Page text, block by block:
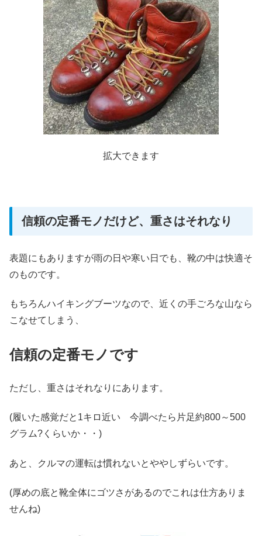
拡大できます
信頼の定番モノだけど、重さはそれなり
表題にもありますが雨の日や寒い日でも、靴の中は快適そ
のものです。
もちろんハイキングブーツなので、近くの手ごろな山なら
こなせてしまう、
信頼の定番モノです
ただし、重さはそれなりにあります。
(履いた感覚だと1キロ近い 今調べたら片足約800～500
グラム?くらいか・・)
あと、クルマの運転は慣れないとややしずらいです。
(厚めの底と靴全体にゴツさがあるのでこれは仕方ありま
せんね)